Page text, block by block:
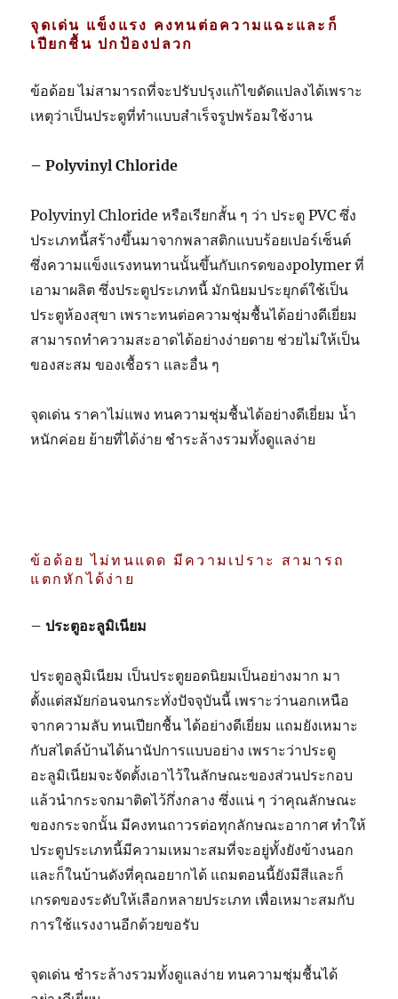
จุดเด่น แข็งแรง คงทนต่อความแฉะและก็
เปียกชื้น ปกป้องปลวก
ข้อด้อย ไม่สามารถที่จะปรับปรุงแก้ไขดัดแปลงได้เพราะ
เหตุว่าเป็นประตูที่ทำแบบสำเร็จรูปพร้อมใช้งาน
– Polyvinyl Chloride
Polyvinyl Chloride หรือเรียกสั้น ๆ ว่า ประตู PVC ซึ่ง
ประเภทนี้สร้างขึ้นมาจากพลาสติกแบบร้อยเปอร์เซ็นต์
ซึ่งความแข็งแรงทนทานนั้นขึ้นกับเกรดของpolymer ที่
เอามาผลิต ซึ่งประตูประเภทนี้ มักนิยมประยุกต์ใช้เป็น
ประตูห้องสุขา เพราะทนต่อความชุ่มชื้นได้อย่างดีเยี่ยม
สามารถทำความสะอาดได้อย่างง่ายดาย ช่วยไม่ให้เป็น
ของสะสม ของเชื้อรา และอื่น ๆ
จุดเด่น ราคาไม่แพง ทนความชุ่มชื้นได้อย่างดีเยี่ยม น้ำ
หนักค่อย ย้ายที่ได้ง่าย ชำระล้างรวมทั้งดูแลง่าย
ข้อด้อย ไม่ทนแดด มีความเปราะ สามารถ
แตกหักได้ง่าย
– ประตูอะลูมิเนียม
ประตูอลูมิเนียม เป็นประตูยอดนิยมเป็นอย่างมาก มา
ตั้งแต่สมัยก่อนจนกระทั่งปัจจุบันนี้ เพราะว่านอกเหนือ
จากความลับ ทนเปียกชื้น ได้อย่างดีเยี่ยม แถมยังเหมาะ
กับสไตล์บ้านได้นานัปการแบบอย่าง เพราะว่าประตู
อะลูมิเนียมจะจัดตั้งเอาไว้ในลักษณะของส่วนประกอบ
แล้วนำกระจกมาติดไว้กึ่งกลาง ซึ่งแน่ ๆ ว่าคุณลักษณะ
ของกระจกนั้น มีคงทนถาวรต่อทุกลักษณะอากาศ ทำให้
ประตูประเภทนี้มีความเหมาะสมที่จะอยู่ทั้งยังข้างนอก
และก็ในบ้านดังที่คุณอยากได้ แถมตอนนี้ยังมีสีและก็
เกรดของระดับให้เลือกหลายประเภท เพื่อเหมาะสมกับ
การใช้แรงงานอีกด้วยขอรับ
จุดเด่น ชำระล้างรวมทั้งดูแลง่าย ทนความชุ่มชื้นได้